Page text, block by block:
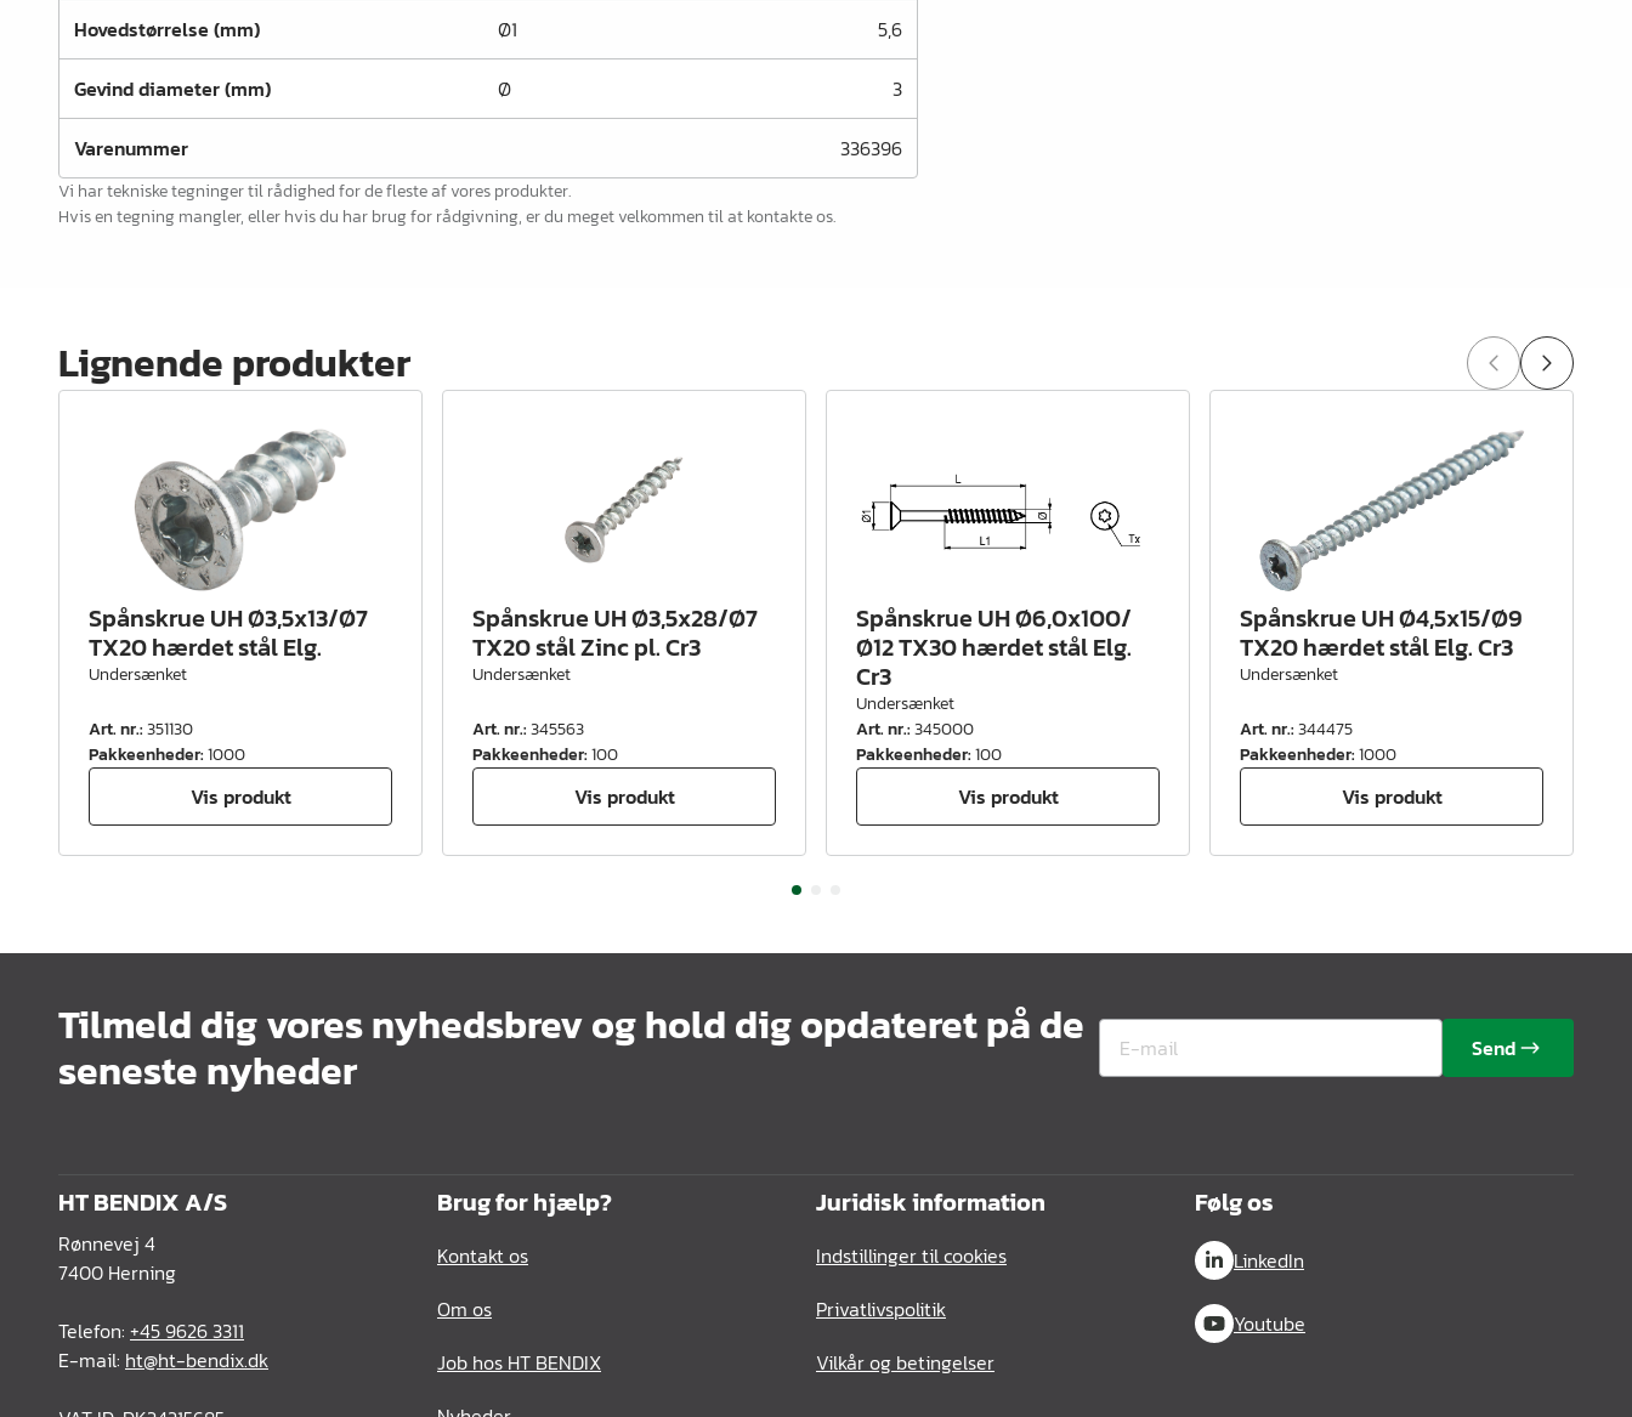
Emballage
Glas & spejle
Lamello produkter
Hovedstørrelse (mm) Ø1 5,6
Gevind diameter (mm) Ø 3
Varenummer 336396
Vi har tekniske tegninger til rådighed for de fleste af vores produkter.
Hvis en tegning mangler, eller hvis du har brug for rådgivning, er du meget velkommen til at kontakte os.
Lignende produkter
Spånskrue UH Ø3,5x13/Ø7
TX20 hærdet stål Elg.
Undersænket
Art. nr.:351130
Pakkeenheder:1000
Vis produkt
Spånskrue UH Ø3,5x28/Ø7
TX20 stål Zinc pl. Cr3
Undersænket
Art. nr.:345563
Pakkeenheder:100
Vis produkt
Spånskrue UH Ø6,0x100/
Ø12 TX30 hærdet stål Elg.
Cr3
Undersænket
Art. nr.:345000
Pakkeenheder:100
Vis produkt
Spånskrue UH Ø4,5x15/Ø9
TX20 hærdet stål Elg. Cr3
Undersænket
Art. nr.:344475
Pakkeenheder:1000
Vis produkt
Tilmeld dig vores nyhedsbrev og hold dig opdateret på de
seneste nyheder Send
HT BENDIX A/S
Rønnevej 4
7400 Herning
Telefon: +45 9626 3311
E-mail: ht@ht-bendix.dk
Brug for hjælp?
Kontakt os
Om os
Job hos HT BENDIX
Juridisk information
Indstillinger til cookies
Privatlivspolitik
Vilkår og betingelser
Følg os
LinkedIn
Youtube